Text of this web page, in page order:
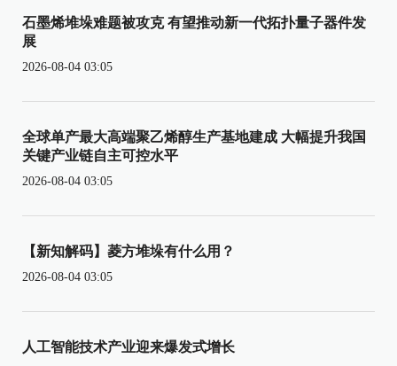
石墨烯堆垛难题被攻克 有望推动新一代拓扑量子器件发
展
2026-08-04 03:05
全球单产最大高端聚乙烯醇生产基地建成 大幅提升我国
关键产业链自主可控水平
2026-08-04 03:05
【新知解码】菱方堆垛有什么用？
2026-08-04 03:05
人工智能技术产业迎来爆发式增长